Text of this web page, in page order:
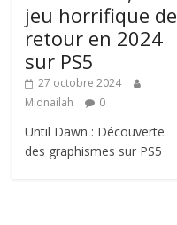
jeu horrifique de
retour en 2024
sur PS5
27 octobre 2024
Midnailah
0
Until Dawn : Découverte
des graphismes sur PS5